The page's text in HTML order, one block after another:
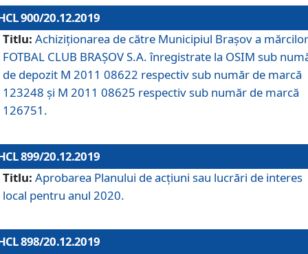
900/20.12.2019
Titlu: Achiziționarea de către Municipiul Brașov a mărcilor
FOTBAL CLUB BRAȘOV S.A. înregistrate la OSIM sub
de depozit M 2011 08622 respectiv sub număr de marcă
123248 și M 2011 08625 respectiv sub număr de marcă
126751.
899/20.12.2019
Titlu: Aprobarea Planului de acţiuni sau lucrări de interes
local pentru anul 2020.
898/20.12.2019